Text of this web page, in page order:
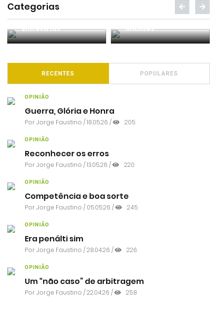
Categorias
Entrevistas Análises
RECENTES POPULARES
OPINIÃO
Guerra, Glória e Honra
PorJorge Faustino / 18.05.26 / 205
OPINIÃO
Reconhecer os erros
PorJorge Faustino / 13.05.26 / 220
OPINIÃO
Competência e boa sorte
PorJorge Faustino / 05.05.26 / 245
OPINIÃO
Era penálti sim
PorJorge Faustino / 28.04.26 / 226
OPINIÃO
Um “não caso” de arbitragem
PorJorge Faustino / 22.04.26 / 258